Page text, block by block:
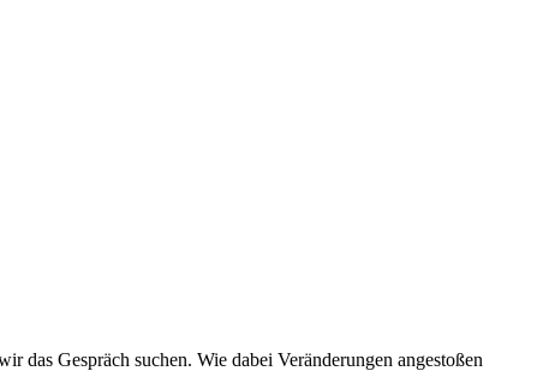
Gespräch suchen. Wie dabei Veränderungen angestoßen